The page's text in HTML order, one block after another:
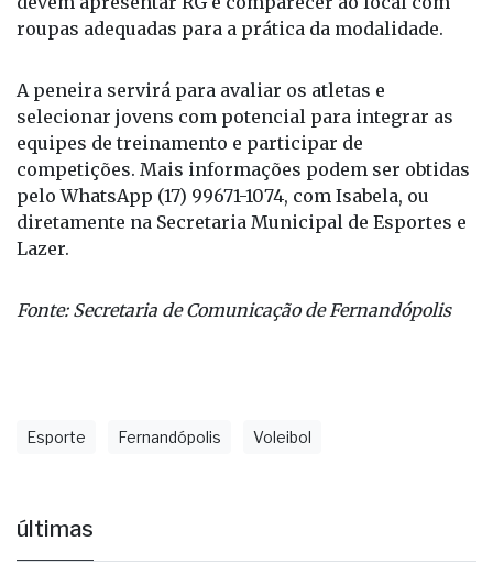
roupas adequadas para a prática da modalidade.
A peneira servirá para avaliar os atletas e
selecionar jovens com potencial para integrar as
equipes de treinamento e participar de
competições. Mais informações podem ser obtidas
pelo WhatsApp (17) 99671-1074, com Isabela, ou
diretamente na Secretaria Municipal de Esportes e
Lazer.
Fonte: Secretaria de Comunicação de Fernandópolis
Esporte Fernandópolis Voleibol
últimas